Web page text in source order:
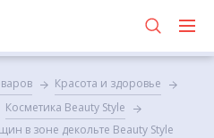
Красота и здоровье
Косметика Beauty Style
в зоне декольте Beauty Style